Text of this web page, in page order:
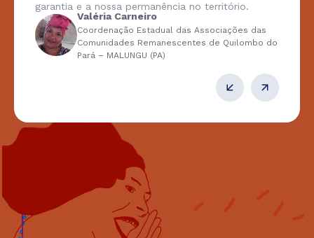
garantia e a nossa permanência no território.
Valéria Carneiro
Coordenação Estadual das Associações das
Comunidades Remanescentes de Quilombo do
Pará – MALUNGU (PA)